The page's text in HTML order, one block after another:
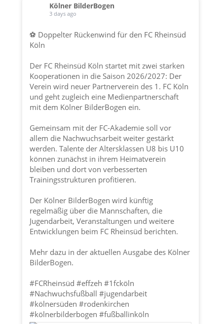
Kölner BilderBogen
3 days ago
⚽ Doppelter Rückenwind für den FC Rheinsüd
Köln
Der FC Rheinsüd Köln startet mit zwei starken
Kooperationen in die Saison 2026/2027: Der
Verein wird neuer Partnerverein des 1. FC Köln
und geht zugleich eine Medienpartnerschaft
mit dem Kölner BilderBogen ein.
Gemeinsam mit der FC-Akademie soll vor
allem die Nachwuchsarbeit weiter gestärkt
werden. Talente der Altersklassen U8 bis U10
können zunächst in ihrem Heimatverein
bleiben und dort von verbesserten
Trainingsstrukturen profitieren.
Der Kölner BilderBogen wird künftig
regelmäßig über die Mannschaften, die
Jugendarbeit, Veranstaltungen und weitere
Entwicklungen beim FC Rheinsüd berichten.
Mehr dazu in der aktuellen Ausgabe des Kölner
BilderBogen.
#FCRheinsüd #effzeh #1fcköln
#Nachwuchsfußball #jugendarbeit
#kölnersüden #rodenkirchen
#kölnerbilderbogen #fußballinköln